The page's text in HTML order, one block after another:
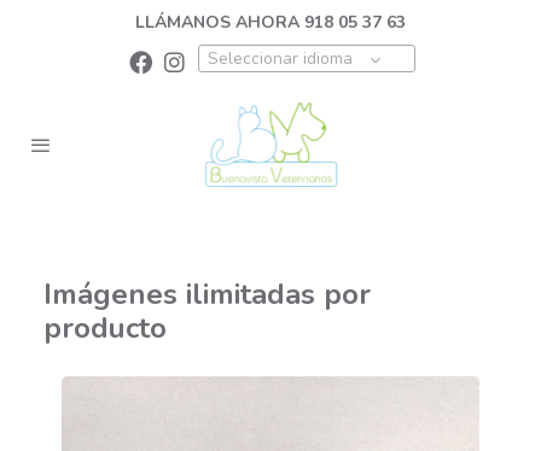
LLÁMANOS AHORA 918 05 37 63
Seleccionar idioma
Imágenes ilimitadas por
producto